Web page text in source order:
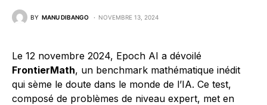
BY MANU DIBANGO NOVEMBRE 13, 2024
Le 12 novembre 2024, Epoch AI a dévoilé
FrontierMath, un benchmark mathématique inédit
qui sème le doute dans le monde de l’IA. Ce test,
composé de problèmes de niveau expert, met en